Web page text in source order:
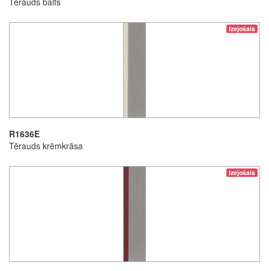
izejošais
R1636E
Tērauds krēmkrāsa
izejošais